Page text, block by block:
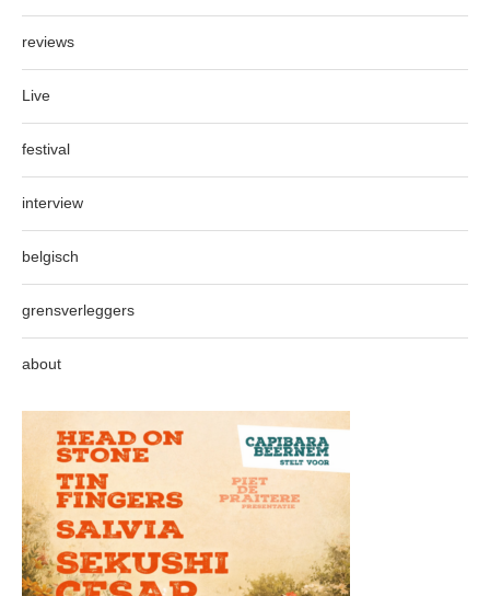
reviews
Live
festival
interview
belgisch
grensverleggers
about